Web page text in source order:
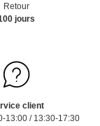
Retour
jours
client
13:00 / 13:30-17:30